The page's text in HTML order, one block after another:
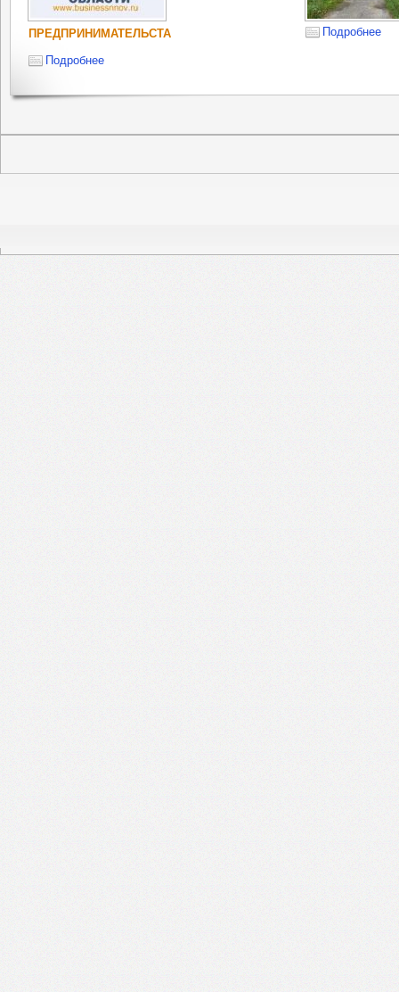
ПРЕДПРИНИМАТЕЛЬСТА
Подробнее
Подробнее